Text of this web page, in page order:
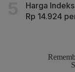
Harga
Rp 14.924